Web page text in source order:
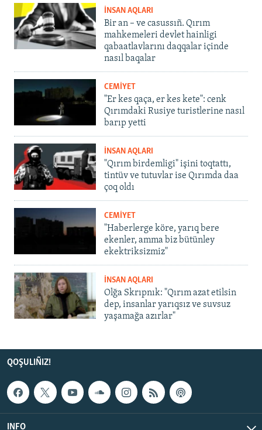
İNSAN AQLARI
Bir an – ve casussıñ. Qırım
mahkemeleri devlet hainligi
qabaatlavlarını daqqalar içinde
nasıl baqalar
CEMİYET
"Er kes qaça, er kes kete": cenk
Qırımdaki Rusiye turistlerine nasıl
barıp yetti
İNSAN AQLARI
"Qırım birdemligi" işini toqtattı,
tintüv ve tutuvlar ise Qırımda daa
çoq oldı
CEMİYET
"Haberlerge köre, yarıq bere
ekenler, amma biz bütünley
ekektriksizmiz"
İNSAN AQLARI
Olğa Skrıpnık: "Qırım azat etilsin
dep, insanlar yarıqsız ve suvsuz
yaşamağa azırlar"
QOŞULIÑIZ!
INFO